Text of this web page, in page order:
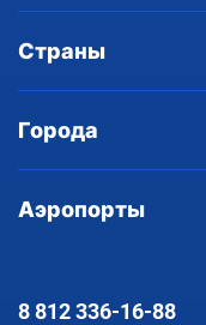
Страны
Города
Аэропорты
8 812336-16-88